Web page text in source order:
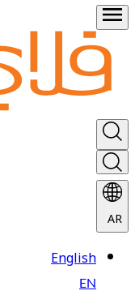
AR
English
EN